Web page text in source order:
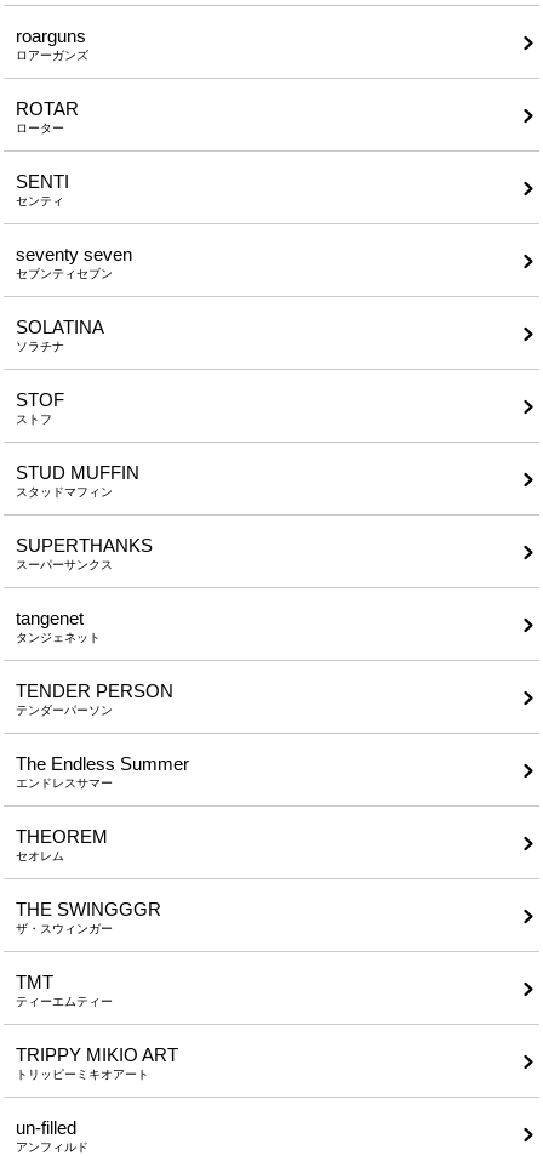
roarguns
ロアーガンズ
ROTAR
ローター
SENTI
センティ
seventy seven
セブンティセブン
SOLATINA
ソラチナ
STOF
ストフ
STUD MUFFIN
スタッドマフィン
SUPERTHANKS
スーパーサンクス
tangenet
タンジェネット
TENDER PERSON
テンダーパーソン
The Endless Summer
エンドレスサマー
THEOREM
セオレム
THE SWINGGGR
ザ・スウィンガー
TMT
ティーエムティー
TRIPPY MIKIO ART
トリッピーミキオアート
un-filled
アンフィルド